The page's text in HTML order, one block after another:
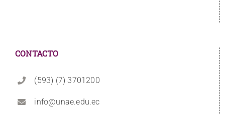
CONTACTO
(593) (7) 3701200
info@unae.edu.ec